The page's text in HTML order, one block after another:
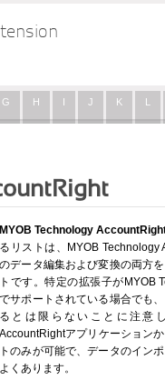
G H I J K L
MYOB Technology
るリストは、MYOB
のデータ編集および変換の両方
トです。特定の拡張子がMYOB
でサポートされている場合でも
るとは限らないことに注意
AccountRightアプリケーション
トのみが可能で、データのイン
よくあります。